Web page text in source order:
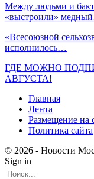
Между людьми и
«выстроили»
«Всесоюзной
исполнилось…
ГДЕ МОЖНО
АВГУСТА!
Главная
Лента
Размещение на
Политика сайта
© 2026 - Новости
Sign in